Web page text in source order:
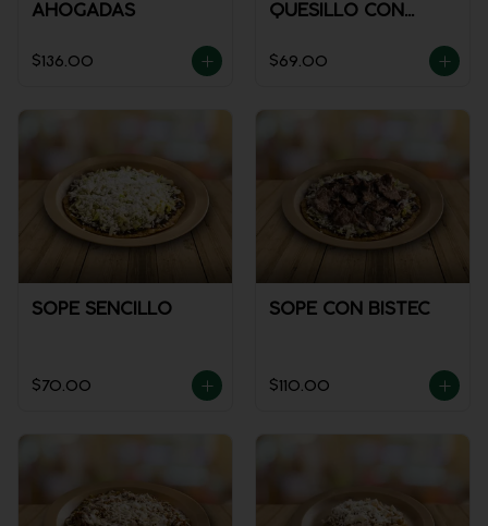
AHOGADAS
$136.00
QUESILLO CON
$69.00
SOPE SENCILLO
$70.00
SOPE CON BISTEC
$110.00